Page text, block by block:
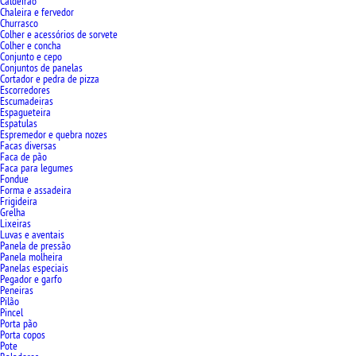
Chaleira e fervedor
Churrasco
Colher e acessórios de sorvete
Colher e concha
Conjunto e cepo
Conjuntos de panelas
Cortador e pedra de pizza
Escorredores
Escumadeiras
Espagueteira
Espatulas
Espremedor e quebra nozes
Facas diversas
Faca de pão
Faca para legumes
Fondue
Forma e assadeira
Frigideira
Grelha
Lixeiras
Luvas e aventais
Panela de pressão
Panela molheira
Panelas especiais
Pegador e garfo
Peneiras
Pilão
Pincel
Porta pão
Porta copos
Pote